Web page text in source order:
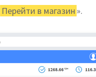
Перейти в магазин ».